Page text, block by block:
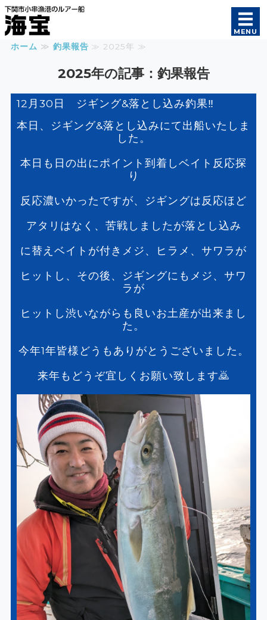
遊漁船 海宝｜オフシ
MENU
ホーム
初めての方へ
船長・船舶紹介
ホーム ≫ 釣果報告 ≫ 2025年 ≫
2025年の記事：釣果報告
12月30日 ジギング&落とし込み釣果‼️
本日、ジギング&落とし込みにて出船いたしま
した。
本日も日の出にポイント到着しベイト反応探
り
反応濃いかったですが、ジギングは反応ほど
アタリはなく、苦戦しましたが落とし込み
に替えベイトが付きメジ、ヒラメ、サワラが
ヒットし、その後、ジギングにもメジ、サワ
ラが
ヒットし渋いながらも良いお土産が出来まし
た。
今年1年皆様どうもありがとうございました。
来年もどうぞ宜しくお願い致します🙇